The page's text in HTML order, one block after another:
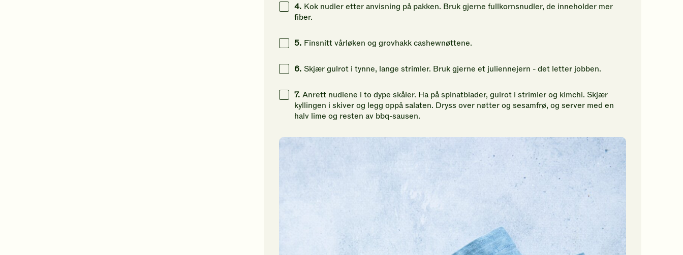
4. Kok nudler etter anvisning på pakken. Bruk gjerne fullkornsnudler, de inneholder mer
fiber.
5. Finsnitt vårløken og grovhakk cashewnøttene.
6. Skjær gulrot i tynne, lange strimler. Bruk gjerne et juliennejern - det letter jobben.
7. Anrett nudlene i to dype skåler. Ha på spinatblader, gulrot i strimler og kimchi. Skjær
kyllingen i skiver og legg oppå salaten. Dryss over nøtter og sesamfrø, og server med en
halv lime og resten av bbq-sausen.